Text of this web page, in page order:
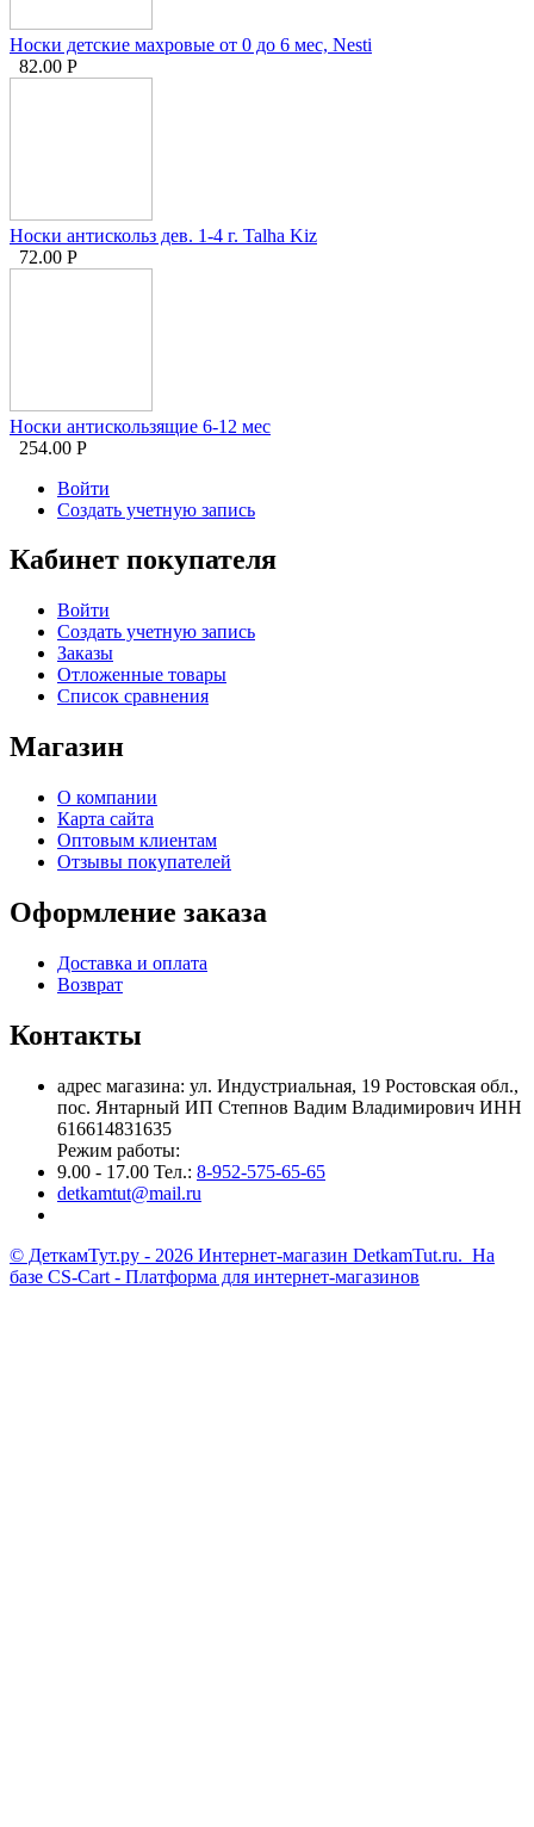
Носки детские махровые от 0 до 6 мес, Nesti
82.00 Р
Носки антискольз дев. 1-4 г. Talha Kiz
72.00 Р
Носки антискользящие 6-12 мес
254.00 Р
Войти
Создать учетную запись
Кабинет покупателя
Войти
Создать учетную запись
Заказы
Отложенные товары
Список сравнения
Магазин
О компании
Карта сайта
Оптовым клиентам
Отзывы покупателей
Оформление заказа
Доставка и оплата
Возврат
Контакты
адрес магазина: ул. Индустриальная, 19 Ростовская обл.,
пос. Янтарный ИП Степнов Вадим Владимирович ИНН
616614831635
Режим работы:
9.00 - 17.00 Тел.: 8-952-575-65-65
detkamtut@mail.ru
© ДеткамТут.ру - 2026 Интернет-магазин DetkamTut.ru. На
базе CS-Cart - Платформа для интернет-магазинов